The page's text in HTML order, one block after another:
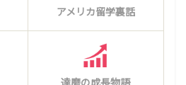
アメリカ留学裏話